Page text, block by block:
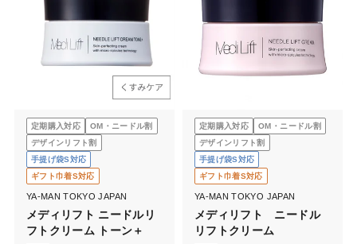
定期購入対応
OM・ニードル割
デザインリフト割
手提げ袋S対応
ギフト巾着S対応
YA-MAN TOKYO JAPAN
メディリフト ニードルリ
フトクリーム トーン＋
定期購入対応
OM・ニードル割
デザインリフト割
手提げ袋S対応
ギフト巾着S対応
YA-MAN TOKYO JAPAN
メディリフト ニードル
リフトクリーム